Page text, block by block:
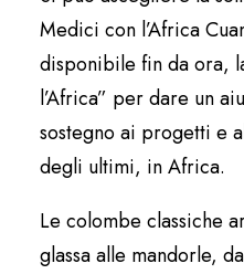
Medici con l’Africa
disponibile fin da ora,
l’Africa” per dare un
sostegno ai progetti e
degli ultimi, in Africa.
Le colombe classiche
glassa alle mandorle,